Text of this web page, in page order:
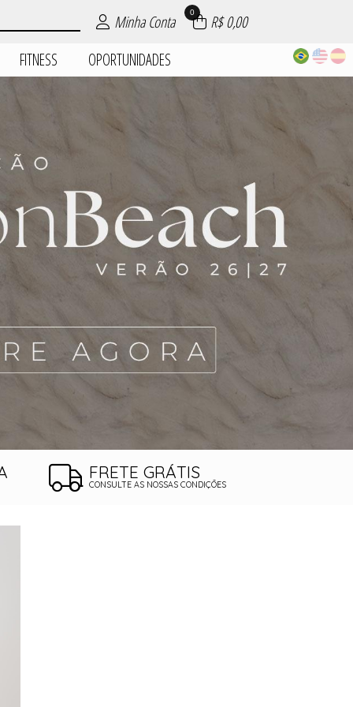
Minha Conta 0 R$ 0,00
FITNESS OPORTUNIDADES
FRETE GRÁTIS
CONSULTE AS NOSSAS CONDIÇÕES